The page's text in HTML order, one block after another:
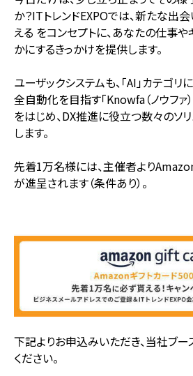
か？ITトレンドEXPOでは、新たな出
える をコンセプトに、あなたの仕事や
かにするきっかけを提供します。
ユーザックシステムも、「AI」カテゴ
全自動化を目指す「Knowfa（ノウファ
をはじめ、DX推進に役立つ数々のソ
します。
先着1万名様には、主催者より
が進呈されます（条件あり）。
下記よりお申込みいただき、当社ブ
ください。